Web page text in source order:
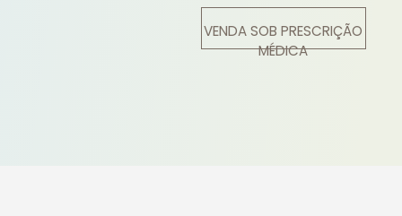
VENDA SOB PRESCRIÇÃO
MÉDICA